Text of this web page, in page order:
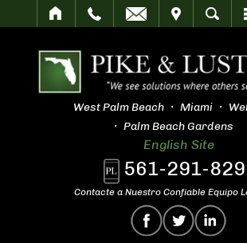
BUSCAR
West Palm Beach Miami
Palm Beach Gardens
English Site
561-291-
Contacte a Nuestro Confiable Equipo